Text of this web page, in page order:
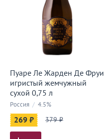
Пуаре Ле Жарден Де Фруи
игристый жемчужный
сухой 0,75 л
Россия / 4.5%
269 ₽ 379 ₽